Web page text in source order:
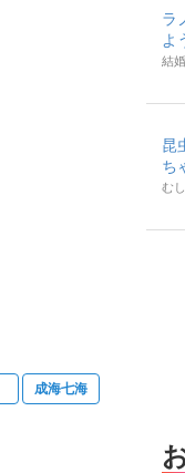
成海七海
ラ
よ
結
昆
ち
む